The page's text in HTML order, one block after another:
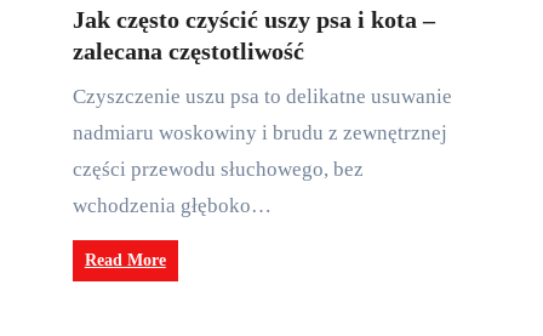
Jak często czyścić uszy psa i kota –
zalecana częstotliwość
Czyszczenie uszu psa to delikatne usuwanie
nadmiaru woskowiny i brudu z zewnętrznej
części przewodu słuchowego, bez
wchodzenia głęboko…
Read More